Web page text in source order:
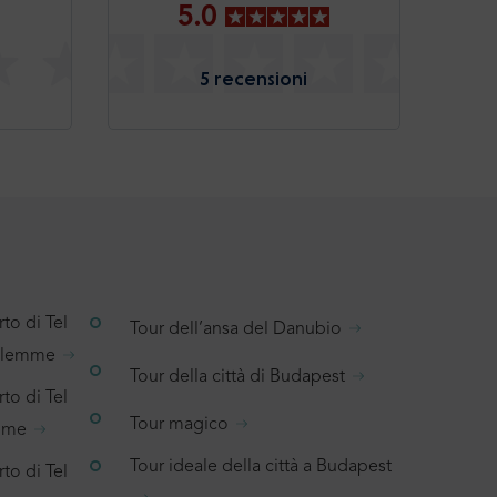
5.0
5 recensioni
di Tel
di Tel
di Tel
Tour dell’ansa del Danubio
Tour della città di Budapest
Tour magico
Tour ideale della città a Budapest